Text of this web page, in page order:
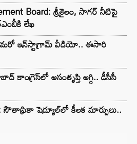
Board: శ్రీశైలం, సాగర్ నీటిపై
లేఖ
మరో ఇన్‌స్టాగ్రామ్ వీడియో.. ఈసారి
కాంగ్రెస్‌లో అసంతృప్తి అగ్గి.. డీసీసీ
సౌతాఫ్రికా షెడ్యూల్‌లో కీలక మార్పులు..